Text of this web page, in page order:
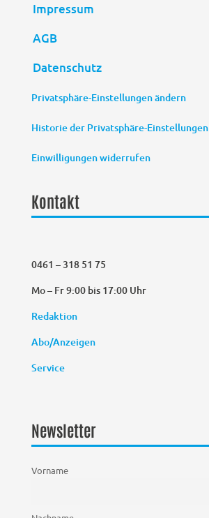
Impressum
AGB
Datenschutz
Privatsphäre-Einstellungen ändern
Historie der Privatsphäre-Einstellungen
Einwilligungen widerrufen
Kontakt
0461 – 318 51 75
Mo – Fr 9:00 bis 17:00 Uhr
Redaktion
Abo/Anzeigen
Service
Newsletter
Vorname